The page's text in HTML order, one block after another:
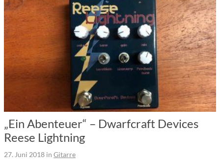
„Ein Abenteuer“ – Dwarfcraft Devices
Reese Lightning
27. Juni 2018 in Gitarre